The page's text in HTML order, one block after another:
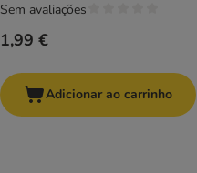
1,99 €
Sem avaliações
Adicionar ao carrinho